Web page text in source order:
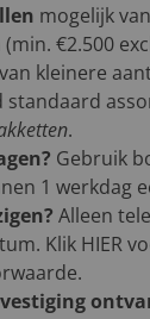
mogelijk
€2.500
kleinere
standaard
.
Gebruik
1 werkdag
Alleen
Klik HIER